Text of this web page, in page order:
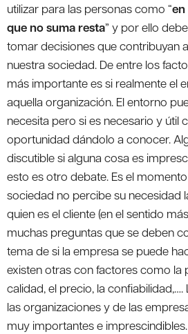
utilizar para las personas como “
que no suma resta” y por ello
tomar decisiones que contribuyan
nuestra sociedad. De entre los
más importante es si realmente el
aquella organización. El entorno
necesita pero si es necesario y útil
oportunidad dándolo a conocer.
discutible si alguna cosa es
esto es otro debate. Es el
sociedad no percibe su necesidad
quien es el cliente (en el sentido
muchas preguntas que se deben
tema de si la empresa se puede
existen otras con factores como la
calidad, el precio, la
las organizaciones y de las
muy importantes e